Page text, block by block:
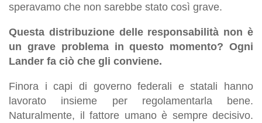
speravamo che non sarebbe stato così grave.
Questa distribuzione delle responsabilità non è
un grave problema in questo momento? Ogni
Lander fa ciò che gli conviene.
Finora i capi di governo federali e statali hanno
lavorato insieme per regolamentarla bene.
Naturalmente, il fattore umano è sempre decisivo.